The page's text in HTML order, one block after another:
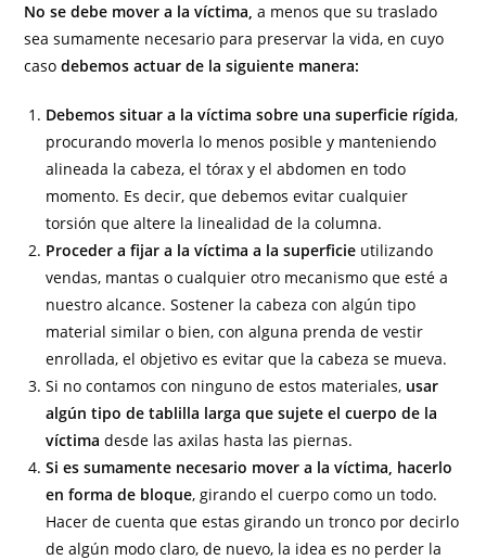
No se debe mover a la víctima, a menos que su traslado
sea sumamente necesario para preservar la vida, en cuyo
casodebemos actuar de la siguiente manera:
Debemos situar a la víctima sobre una superficie rígida,
procurando moverla lo menos posible y manteniendo
alineada la cabeza, el tórax y el abdomen en todo
momento. Es decir, que debemos evitar cualquier
torsión que altere la linealidad de la columna.
Proceder a fijar a la víctima a la superficie utilizando
vendas, mantas o cualquier otro mecanismo que esté a
nuestro alcance. Sostener la cabeza con algún tipo
material similar o bien, con alguna prenda de vestir
enrollada, el objetivo es evitar que la cabeza se mueva.
Si no contamos con ninguno de estos materiales, usar
algún tipo de tablilla larga que sujete el cuerpo de la
víctima desde las axilas hasta las piernas.
Si es sumamente necesario mover a la víctima, hacerlo
en forma de bloque, girando el cuerpo como un todo.
Hacer de cuenta que estas girando un tronco por decirlo
de algún modo claro, de nuevo, la idea es no perder la